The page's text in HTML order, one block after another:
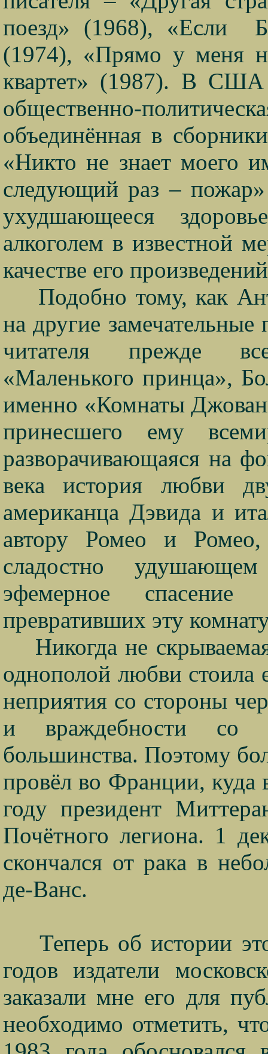
поезд» (1968), «Если
(1974), «Прямо у меня
квартет» (1987). В США
общественно-
объединённая в
«Никто не знает моего
следующий раз –
ухудшающееся
алкоголем в известной
качестве его
Подобно тому, как
на другие замечательные
читателя прежде
«Маленького принца»,
именно «Комнаты
принесшего ему
разворачивающаяся на
века история любви
американца Дэвида и
автору Ромео и
сладостно
эфемерное
превративших эту
Никогда не
однополой любви стоила
неприятия со стороны
и враждебности со
большинства. Поэтому
провёл во Франции, куда
году президент
Почётного легиона. 1
скончался от рака в
де-Ванс.
Теперь об истории
годов издатели
заказали мне его для
необходимо отметить,